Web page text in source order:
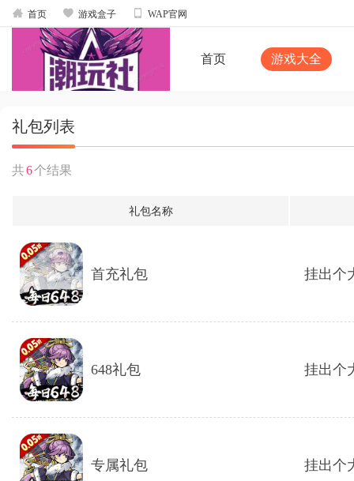
 首页  游戏盒子  WAP官网
首页 游戏大全
礼包列表
共6个结果
礼包名称
首充礼包 挂出个
648礼包 挂出个
专属礼包 挂出个